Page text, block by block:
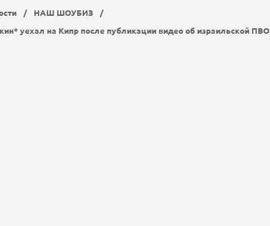
/ НАШ ШОУБИЗ
/
уехал на Кипр после публикации видео об израильской ПВО